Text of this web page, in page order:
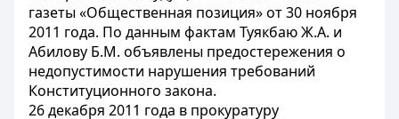
газеты «Общественная позиция» от 30 ноября
2011 года. По данным фактам Туякбаю Ж.А. и
Абилову Б.М. объявлены предостережения о
недопустимости нарушения требований
Конституционного закона.
26 декабря 2011 года в прокуратуру